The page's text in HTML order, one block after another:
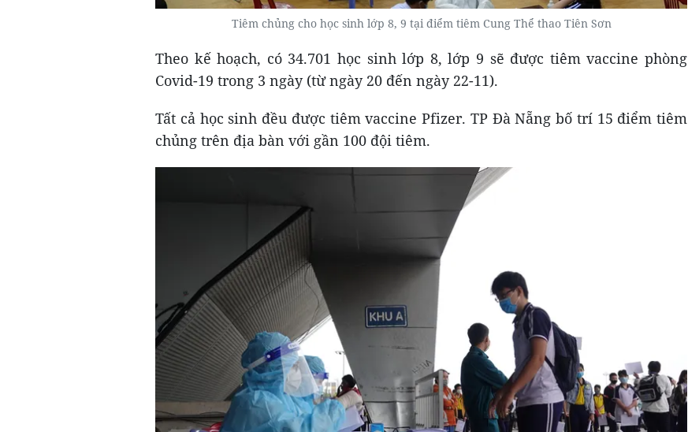
Tiêm chủng cho học sinh lớp 8, 9 tại điểm tiêm Cung Thể thao Tiên Sơn
Theo kế hoạch, có 34.701 học sinh lớp 8, lớp 9 sẽ được tiêm vaccine phòng
Covid-19 trong 3 ngày (từ ngày 20 đến ngày 22-11).
Tất cả học sinh đều được tiêm vaccine Pfizer. TP Đà Nẵng bố trí 15 điểm tiêm
chủng trên địa bàn với gần 100 đội tiêm.